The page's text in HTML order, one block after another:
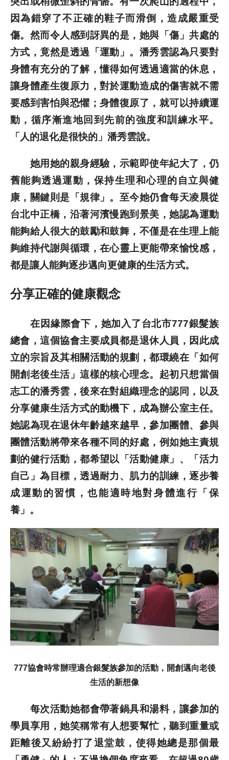
因為錯穿了不正確的鞋子而滑倒，造成嚴重受
傷。然而令人感到訝異的是，她與「傷」共處的
方式，竟然是透過「運動」。潘秀雲認為只要對
身體有充分的了解，懂得如何透過適當的休息，
讓身體產生復原力，對於運動造成的傷害就不需
要感到害怕與恐懼；身體復原了，就可以持續運
動，循序漸進地回到先前的強度和訓練水平。
「人的退化是很快的」潘秀雲說。
她用她的親身經驗，示範即使年紀大了，仍
舊能夠透過運動，保持生理和心理的自立與健
康，關鍵則是「規律」。至今她仍會每天凌晨從
台北中正橋，沿著河濱慢跑到景美，她認為運動
能夠給人很大的鼓勵和鼓舞，不僅是在生理上能
夠維持代謝與循環，在心靈上更能帶來愉悅感，
都是讓人能夠逐步邁向更健康的生活方式。
分享正確的健康觀念
在因緣際會下，她加入了台北市777銀髮族
總會，這個協會主要成員都是退休人員，因此成
立的宗旨及其相關活動的規劃，都環繞在「如何
開創老後生活」這樣的核心理念。起初只想當個
志工的潘秀雲，後來在對組織理念的認同，以及
分享健康生活方式的動機下，成為辦公室主任。
她認為現在退休年齡越來越早，參加團體、參與
團體活動將帶來各種不同的好處，例如她主責規
劃的健行活動，都希望以「活動健康」、「活力
自己」為目標，透過耐力、肌力的訓練，逐步養
成運動的習慣，也能適時地對身體進行「保
養」。
777協會時常辦理適合銀髮族參加的活動，開創邁向老後
生活的新想像
每次活動她都會帶著鍋具和湯料，讓參加的
學員享用，她笑稱常有人想要幫忙，聽到重量或
距離後又紛紛打了退堂鼓，使得她總是那個最